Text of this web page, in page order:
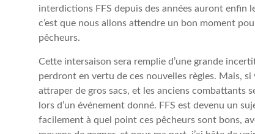
interdictions FFS depuis des années auront enfin
c’est que nous allons attendre un bon moment
pêcheurs.
Cette intersaison sera remplie d’une grande
perdront en vertu de ces nouvelles règles. Mais,
attraper de gros sacs, et les anciens combattants
lors d’un événement donné. FFS est devenu un
facilement à quel point ces pêcheurs sont bons,